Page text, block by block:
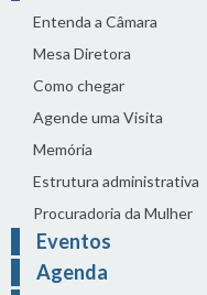
Entenda a Câmara
Mesa Diretora
Como chegar
Agende uma Visita
Memória
Estrutura administrativa
Procuradoria da Mulher
Eventos
Agenda